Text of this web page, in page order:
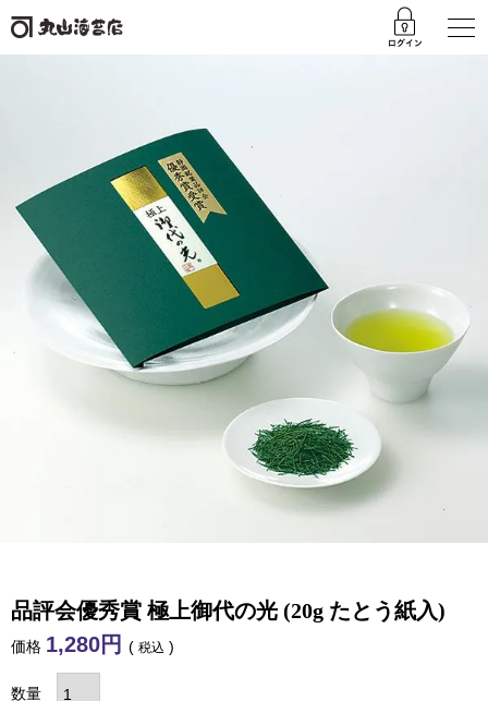
品評会優秀賞 極上御代の光 (20g たとう紙入)
価格 1,280 税込